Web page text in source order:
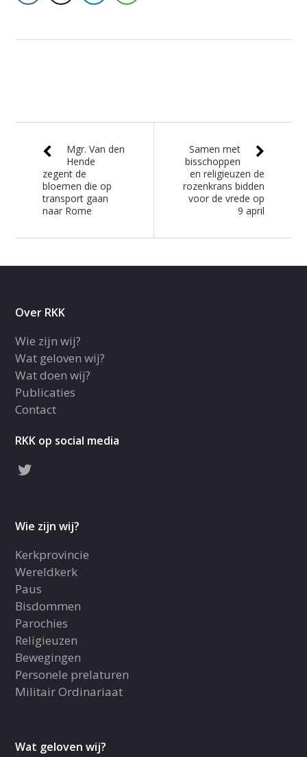
Mgr. Van den
Hende
zegent de
bloemen die op
transport gaan
naar Rome
Samen met
bisschoppen
en religieuzen de
rozenkrans bidden
voor de vrede op
9 april
Over RKK
Wie zijn wij?
Wat geloven wij?
Wat doen wij?
Publicaties
Contact
RKK op social media
Wie zijn wij?
Kerkprovincie
Wereldkerk
Paus
Bisdommen
Parochies
Religieuzen
Bewegingen
Personele prelaturen
Militair Ordinariaat
Wat geloven wij?